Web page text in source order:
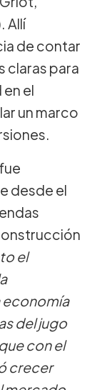
Allí
de contar
claras para
el
un marco
desde el
el
economía
del jugo
con el
crecer